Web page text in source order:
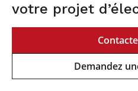
votre projet
Demandez